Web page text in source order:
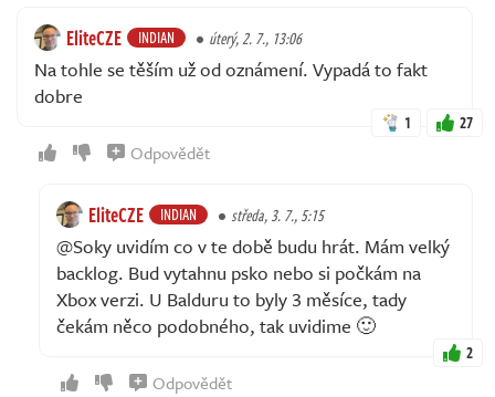
EliteCZE INDIAN úterý, 2. 7., 13:06
Na tohle se těším už od oznámení. Vypadá to fakt
dobre
1 27
Odpovědět
EliteCZE INDIAN středa, 3. 7., 5:15
@Soky uvidím co v te době budu hrát. Mám velký
backlog. Bud vytahnu psko nebo si počkám na
Xbox verzi. U Balduru to byly 3 měsíce, tady
čekám něco podobného, tak uvidime 🙂
2
Odpovědět